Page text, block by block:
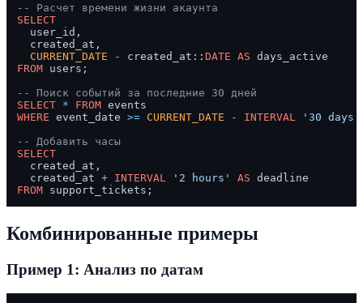
-- Расчет времени жизни акаунта
SELECT
  user_id,
  created_at,
CURRENT_DATE
- created_at:: DATE AS
FROM users;
-- Поиск событий за последние 30 дней
SELECT * FROM
WHERE event_date >= CURRENT_DATE - INTERVAL '30 days'
-- Добавить часы
SELECT
  created_at,
  created_at
+ INTERVAL '2 hours' AS
FROM
Комбинированные примеры
Пример 1: Анализ по датам